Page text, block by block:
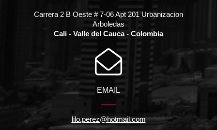
Carrera 2 B Oeste # 7-06 Apt 201 Urbanizacion
Arboledas
Cali - Valle del Cauca - Colombia
EMAIL
lilo.perez@hotmail.com